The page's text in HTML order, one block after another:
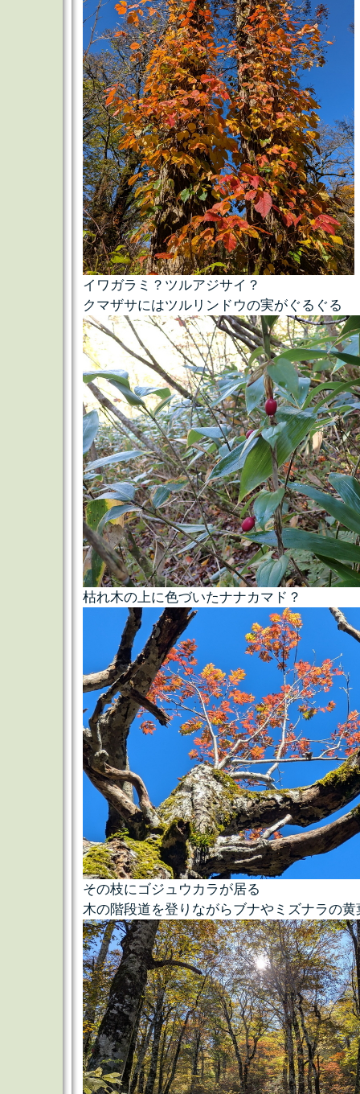
イワガラミ？ツルアジサイ？
クマザサにはツルリンドウの実がぐるぐる
枯れ木の上に色づいたナナカマド？
その枝にゴジュウカラが居る
木の階段道を登りながらブナやミズナラの黄